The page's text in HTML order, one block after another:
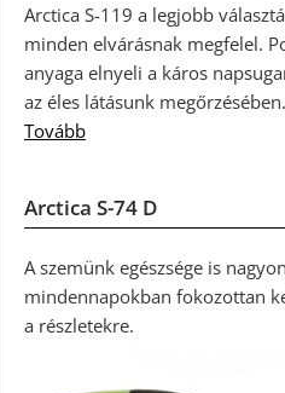
Arctica S-119 a legjobb
minden elvárásnak megfelel.
anyaga elnyeli a káros
az éles látásunk megőrzésében.
Tovább
Arctica S-74 D
A szemünk egészsége is
mindennapokban fokozottan
a részletekre.